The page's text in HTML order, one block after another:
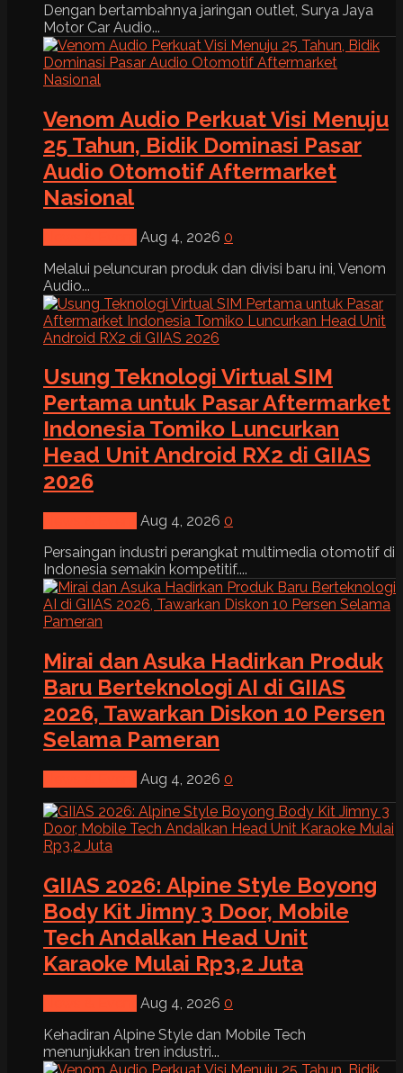
Dengan bertambahnya jaringan outlet, Surya Jaya
Motor Car Audio...
Venom Audio Perkuat Visi Menuju
25 Tahun, Bidik Dominasi Pasar
Audio Otomotif Aftermarket
Nasional
Aug 4, 2026 0
Melalui peluncuran produk dan divisi baru ini, Venom
Audio...
Usung Teknologi Virtual SIM
Pertama untuk Pasar Aftermarket
Indonesia Tomiko Luncurkan
Head Unit Android RX2 di GIIAS
2026
Aug 4, 2026 0
Persaingan industri perangkat multimedia otomotif di
Indonesia semakin kompetitif....
Mirai dan Asuka Hadirkan Produk
Baru Berteknologi AI di GIIAS
2026, Tawarkan Diskon 10 Persen
Selama Pameran
Aug 4, 2026 0
GIIAS 2026: Alpine Style Boyong
Body Kit Jimny 3 Door, Mobile
Tech Andalkan Head Unit
Karaoke Mulai Rp3,2 Juta
Aug 4, 2026 0
Kehadiran Alpine Style dan Mobile Tech
menunjukkan tren industri...